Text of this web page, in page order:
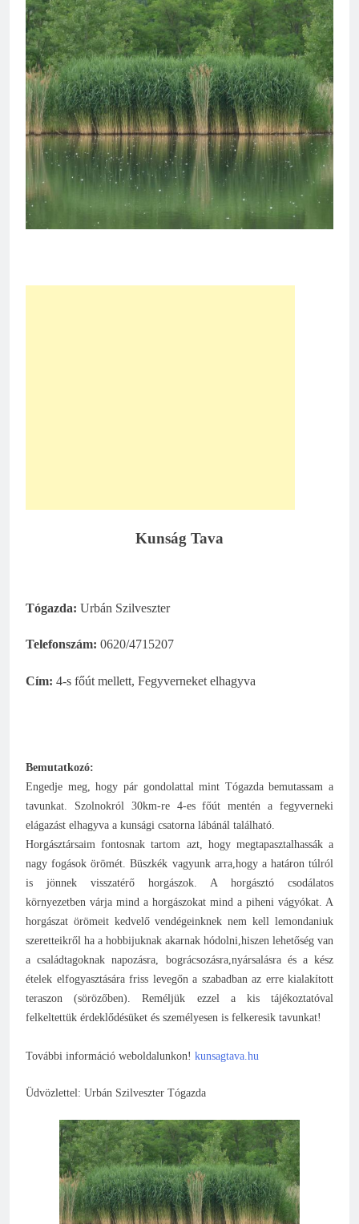
Kunság Tava
Tógazda: Urbán Szilveszter
Telefonszám: 0620/4715207
Cím: 4-s főút mellett, Fegyverneket elhagyva
Bemutatkozó:
Engedje meg, hogy pár gondolattal mint Tógazda bemutassam a
tavunkat. Szolnokról 30km-re 4-es főút mentén a fegyverneki
elágazást elhagyva a kunsági csatorna lábánál található.
Horgásztársaim fontosnak tartom azt, hogy megtapasztalhassák a
nagy fogások örömét. Büszkék vagyunk arra,hogy a határon túlról
is jönnek visszatérő horgászok. A horgásztó csodálatos
környezetben várja mind a horgászokat mind a piheni vágyókat. A
horgászat örömeit kedvelő vendégeinknek nem kell lemondaniuk
szeretteikről ha a hobbijuknak akarnak hódolni,hiszen lehetőség van
a családtagoknak napozásra, bográcsozásra,nyársalásra és a kész
ételek elfogyasztására friss levegőn a szabadban az erre kialakított
teraszon (sörözőben). Reméljük ezzel a kis tájékoztatóval
felkeltettük érdeklődésüket és személyesen is felkeresik tavunkat!
További információ weboldalunkon! kunsagtava.hu
Üdvözlettel: Urbán Szilveszter Tógazda